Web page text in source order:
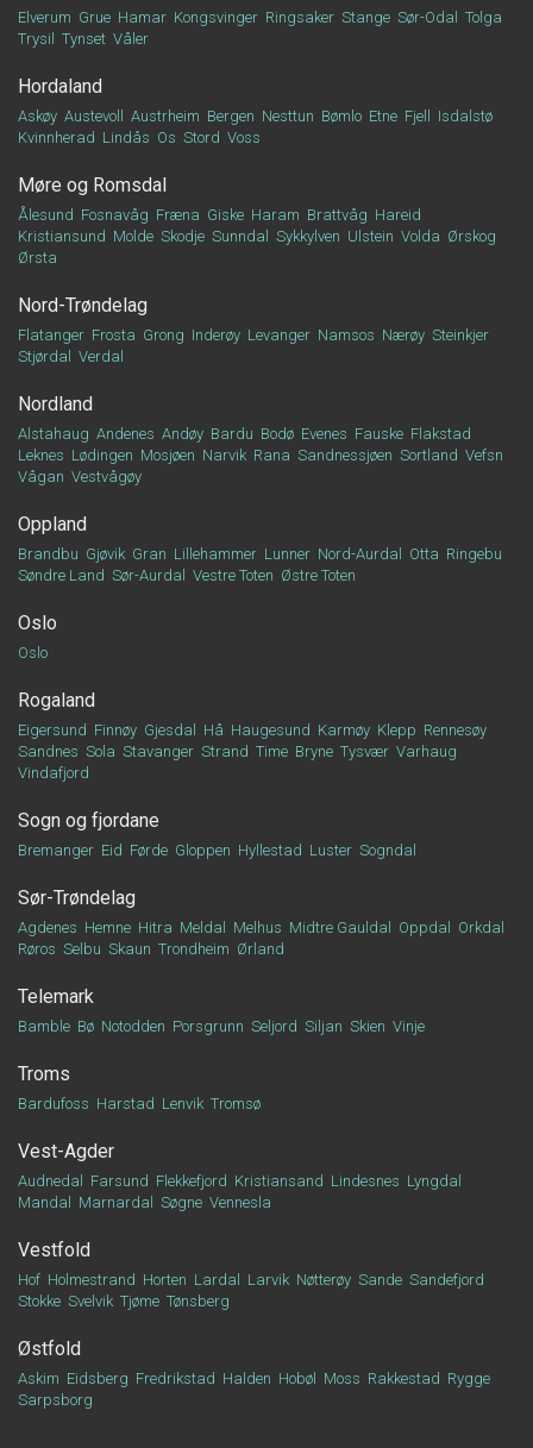
Elverum Grue Hamar Kongsvinger Ringsaker Stange Sør-Odal
Tolga
Trysil
Tynset Våler
Hordaland
Askøy Austevoll Austrheim Bergen Nesttun Bømlo Etne Fjell
Isdalstø
Kvinnherad Lindås Os Stord Voss
Møre og Romsdal
Ålesund Fosnavåg Fræna Giske Haram Brattvåg Hareid
Kristiansund Molde Skodje Sunndal Sykkylven Ulstein Volda Ørskog
Ørsta
Nord-Trøndelag
Flatanger Frosta Grong Inderøy Levanger Namsos Nærøy Steinkjer
Stjørdal
Verdal
Nordland
Alstahaug Andenes Andøy Bardu Bodø Evenes Fauske Flakstad
Leknes Lødingen Mosjøen Narvik Rana Sandnessjøen Sortland Vefsn
Vågan Vestvågøy
Oppland
Brandbu Gjøvik Gran Lillehammer Lunner Nord-Aurdal Otta Ringebu
Søndre Land Sør-Aurdal Vestre Toten Østre Toten
Oslo
Oslo
Rogaland
Eigersund Finnøy Gjesdal Hå Haugesund Karmøy Klepp Rennesøy
Sandnes Sola Stavanger Strand Time Bryne Tysvær Varhaug
Vindafjord
Sogn og fjordane
Bremanger Eid Førde Gloppen Hyllestad Luster Sogndal
Sør-Trøndelag
Agdenes Hemne Hitra Meldal Melhus Midtre Gauldal Oppdal
Orkdal
Røros Selbu Skaun Trondheim Ørland
Telemark
Bamble Bø Notodden Porsgrunn Seljord Siljan Skien Vinje
Troms
Bardufoss Harstad Lenvik Tromsø
Vest-Agder
Audnedal Farsund Flekkefjord Kristiansand Lindesnes Lyngdal
Mandal
Marnardal Søgne Vennesla
Vestfold
Hof Holmestrand Horten Lardal Larvik Nøtterøy Sande Sandefjord
Stokke Svelvik Tjøme Tønsberg
Østfold
Askim Eidsberg Fredrikstad Halden Hobøl Moss Rakkestad Rygge
Sarpsborg